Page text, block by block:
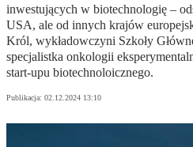
inwestujących w biotechnologię –
USA, ale od innych krajów
Król, wykładowczyni Szkoły
specjalistka onkologii
start-upu biotechnoloicznego.
Publikacja: 02.12.2024 13:10